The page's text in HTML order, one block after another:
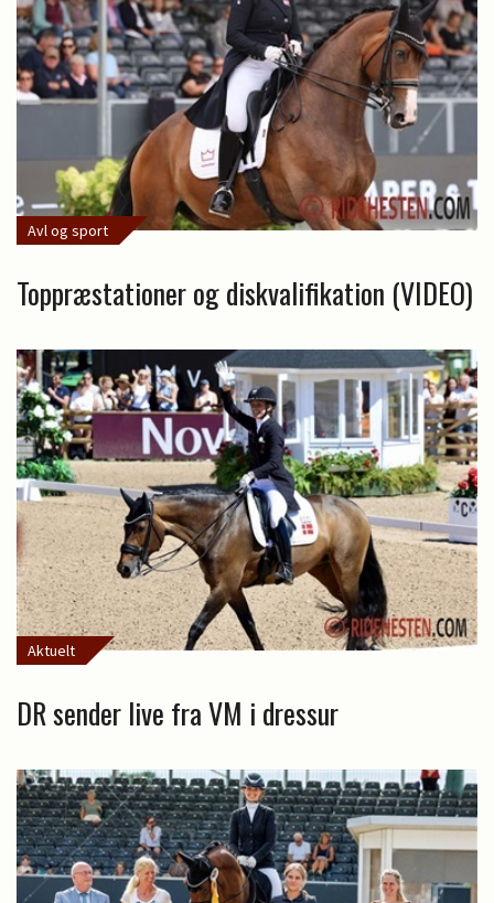
Avl og sport
Toppræstationer og diskvalifikation (VIDEO)
Aktuelt
DR sender live fra VM i dressur